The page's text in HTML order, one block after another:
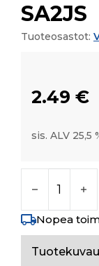
SA2JS
Tuoteosastot:
2.49 €
sis. ALV 25,5
Nopea